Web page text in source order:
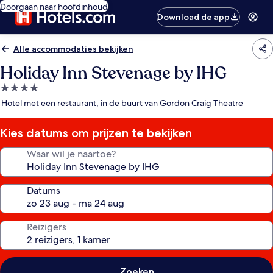
Doorgaan naar hoofdinhoud
Download de app
Alle accommodaties bekijken
Holiday Inn Stevenage by IHG
4.0-
sterrenaccommodatie
Hotel met een restaurant, in de buurt van Gordon Craig Theatre
Kies datums om prijzen te bekijken
Waar wil je naartoe?
Datums
Reizigers